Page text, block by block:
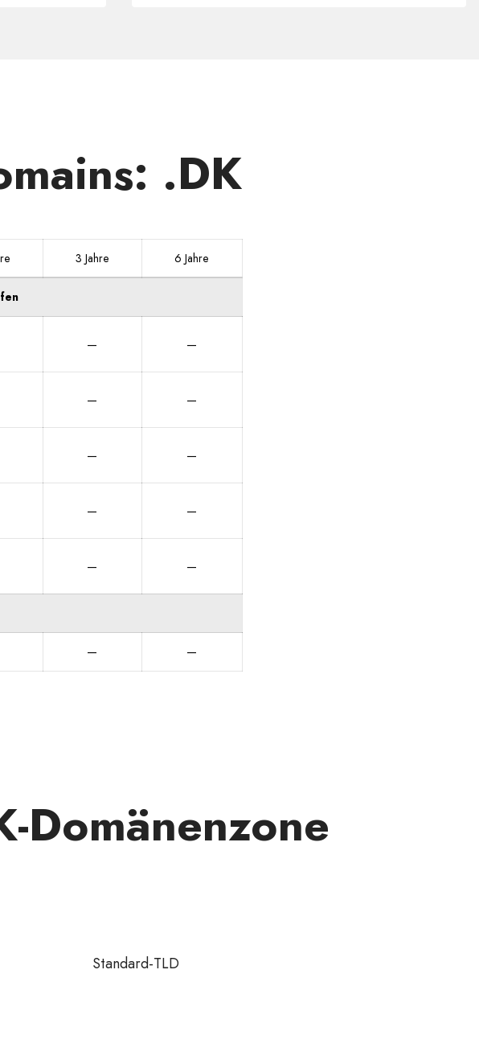
.DK
3 Jahre 6 Jahre
— —
— —
— —
— —
— —
— —
Domänenzone
Standard-TLD